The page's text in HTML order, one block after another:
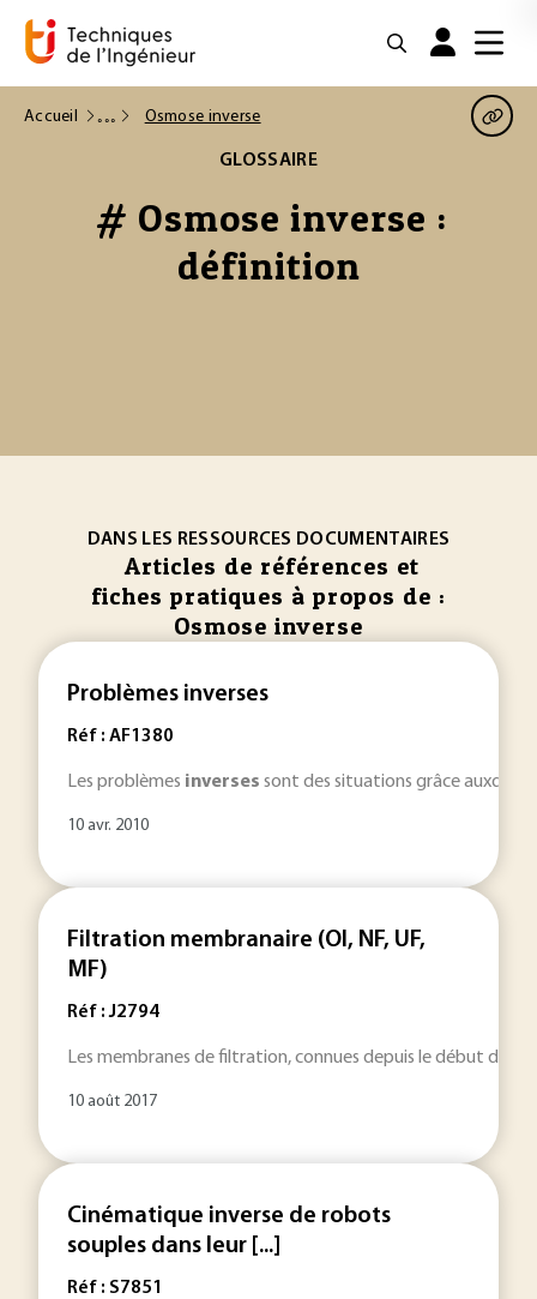
Accueil Osmose inverse
GLOSSAIRE
# Osmose inverse :
définition
DANS LES RESSOURCES DOCUMENTAIRES
Articles de références et
fiches pratiques à propos de :
Osmose inverse
Problèmes inverses
Réf : AF1380
Les problèmes inverses sont des situations grâce
10 avr. 2010
Filtration membranaire (OI, NF, UF,
MF)
Réf : J2794
Les membranes de filtration, connues depuis le début du
10 août 2017
Cinématique inverse de robots
souples dans leur [...]
Réf : S7851